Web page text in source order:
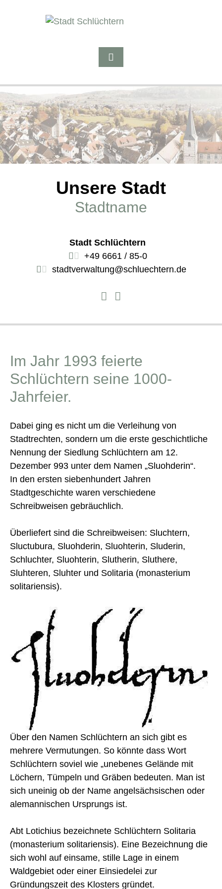
Unsere Stadt
Stadtname
Stadt Schlüchtern
+49 6661 / 85-0
stadtverwaltung@schluechtern.de
Im Jahr 1993 feierte
Schlüchtern seine 1000-
Jahrfeier.
Dabei ging es nicht um die Verleihung von
Stadtrechten, sondern um die erste geschichtliche
Nennung der Siedlung Schlüchtern am 12.
Dezember 993 unter dem Namen „Sluohderin“.
In den ersten siebenhundert Jahren
Stadtgeschichte waren verschiedene
Schreibweisen gebräuchlich.
Überliefert sind die Schreibweisen: Sluchtern,
Sluctubura, Sluohderin, Sluohterin, Sluderin,
Schluchter, Sluohterin, Slutherin, Sluthere,
Sluhteren, Sluhter und Solitaria (monasterium
solitariensis).
Über den Namen Schlüchtern an sich gibt es
mehrere Vermutungen. So könnte dass Wort
Schlüchtern soviel wie „unebenes Gelände mit
Löchern, Tümpeln und Gräben bedeuten. Man ist
sich uneinig ob der Name angelsächsischen oder
alemannischen Ursprungs ist.
Abt Lotichius bezeichnete Schlüchtern Solitaria
(monasterium solitariensis). Eine Bezeichnung die
sich wohl auf einsame, stille Lage in einem
Waldgebiet oder einer Einsiedelei zur
Gründungszeit des Klosters gründet.